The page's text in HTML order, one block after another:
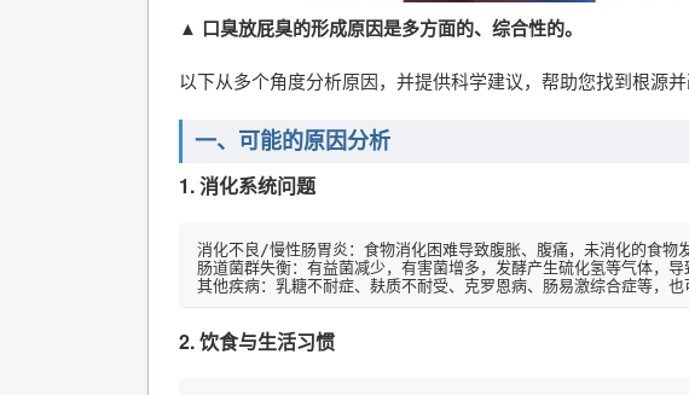
▲ 口臭放屁臭的形成原因是多方面的、综合性的。
以下从多个角度分析原因，并提供科学建议，帮助您找到根源并
一、可能的原因分析
1.消化系统问题
消化不良/慢性肠胃炎：食物消化困难导致腹胀、腹痛，未消化的食物
肠道菌群失衡：有益菌减少，有害菌增多，发酵产生硫化氢等气体，导
其他疾病：乳糖不耐症、麸质不耐受、克罗恩病、肠易激综合症等，也
2.饮食与生活习惯